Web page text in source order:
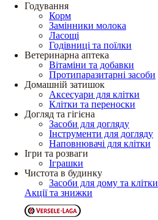
Годування
Корм
Замінники молока
Ласощі
Годівниці та поїлки
Ветеринарна аптека
Вітаміни та добавки
Протипаразитарні засоби
Домашній затишок
Аксесуари для клітки
Клітки та переноски
Догляд та гігієна
Засоби для догляду
Інструменти для догляду
Наповнювачі для клітки
Ігри та розваги
Іграшки
Чистота в будинку
Засоби для дому та клітки
Акції та знижки